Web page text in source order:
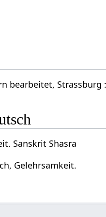
bearbeitet, Strassburg
Sanskrit Shasra
Gelehrsamkeit.